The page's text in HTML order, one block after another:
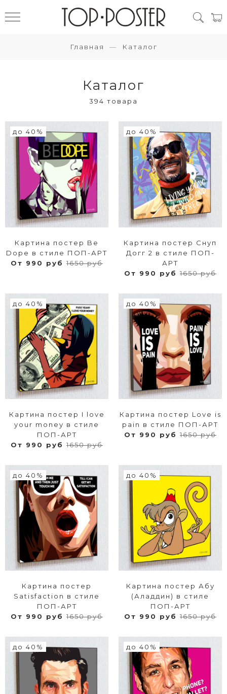
Главная Каталог
Каталог
394 товара
до 40%
Картина постер Be
Dope в стиле ПОП-АРТ
От 990 руб 1650 руб
до 40%
Картина постер Cнуп
Догг 2 в стиле ПОП-
АРТ
От 990 руб 1650 руб
до 40%
Картина постер I love
your money в стиле
ПОП-АРТ
От 990 руб 1650 руб
до 40%
Картина постер Love is
pain в стиле ПОП-АРТ
От 990 руб 1650 руб
до 40%
Картина постер
Satisfaction в стиле
ПОП-АРТ
От 990 руб 1650 руб
до 40%
Картина постер Абу
(Аладдин) в стиле
ПОП-АРТ
От 990 руб 1650 руб
до 40% до 40%